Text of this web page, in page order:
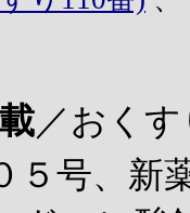
／おく
５号、新